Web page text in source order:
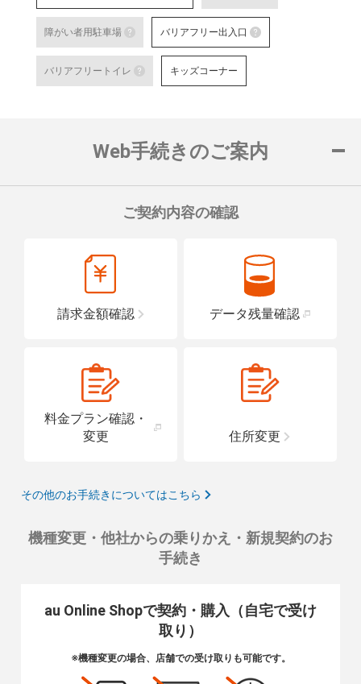
au SaKuTTO（セルフ端末）
お客さまご自身でお手続き可
る店舗です。
対応可能なお手続きなど詳細は
障がい者用駐車場
障がい者用駐車場
障がい者用の駐車スペースをご用意して
バリアフリー出入口
バリアフリートイレ
詳細はこちら
キッズコーナー
Web手続きのご案内
ご契約内容の確認
請求金額確認 データ残量確認
料金プラン確認・
変更
住所変更
その他のお手続きについてはこちら
機種変更・他社からの乗りかえ・新規契約のお
手続き
au Online Shopで契約・購入（自宅で受け
取り）
※機種変更の場合、店舗での受け取りも可能です。